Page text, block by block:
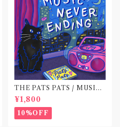
THE PATS PATS / MUSIC
NEVER ENDING(CD作品)
¥1,800
10%OFF